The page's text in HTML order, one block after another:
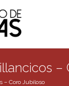
–
– Coro Jubiloso